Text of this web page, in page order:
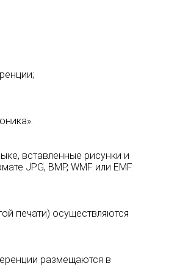
вставленные рисунки и
JPG, BMP, WMF или EMF.
печати) осуществляются
размещаются в